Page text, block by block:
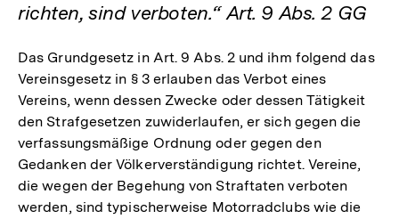
richten, sind verboten.“ Art. 9 Abs. 2 GG
Das Grundgesetz in Art. 9 Abs. 2 und ihm folgend das
Vereinsgesetz in § 3 erlauben das Verbot eines
Vereins, wenn dessen Zwecke oder dessen Tätigkeit
den Strafgesetzen zuwiderlaufen, er sich gegen die
verfassungsmäßige Ordnung oder gegen den
Gedanken der Völkerverständigung richtet. Vereine,
die wegen der Begehung von Straftaten verboten
werden, sind typischerweise Motorradclubs wie die